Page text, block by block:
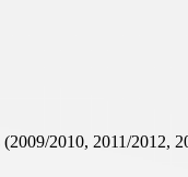
2010, 2011/2012,